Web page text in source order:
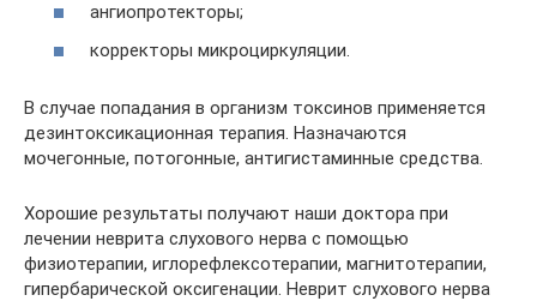
ангиопротекторы;
корректоры микроциркуляции.
В случае попадания в организм токсинов применяется
дезинтоксикационная терапия. Назначаются
мочегонные, потогонные, антигистаминные средства.
Хорошие результаты получают наши доктора при
лечении неврита слухового нерва с помощью
физиотерапии, иглорефлексотерапии, магнитотерапии,
гипербарической оксигенации. Неврит слухового нерва